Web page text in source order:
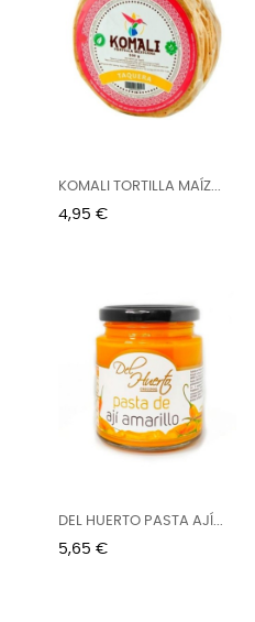
KOMALI TORTILLA MAÍZ...
Precio
4,95 €
DEL HUERTO PASTA AJÍ...
Precio
5,65 €